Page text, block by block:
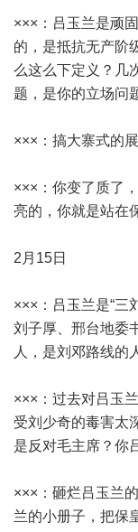
×××：吕玉兰是顽
的，是抵抗无产阶
么这么下定义？几
题，是你的立场问
×××：搞大寨式的
×××：你变了质了
亮的，你就是站在
2月15日
×××：吕玉兰是“三
刘子厚、邢台地委
人，是刘邓路线的
×××：过去对吕玉
受刘少奇的毒害太
是反对毛主席？你
×××：砸烂吕玉兰
兰的小册子，把保